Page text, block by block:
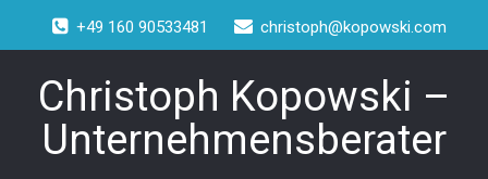
+49 160 90533481 christoph@kopowski.com
Christoph Kopowski –
Unternehmensberater